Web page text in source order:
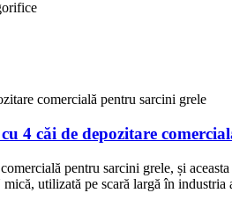
4 căi de depozitare
pentru sarcini grele, și
utilizată pe scară largă în